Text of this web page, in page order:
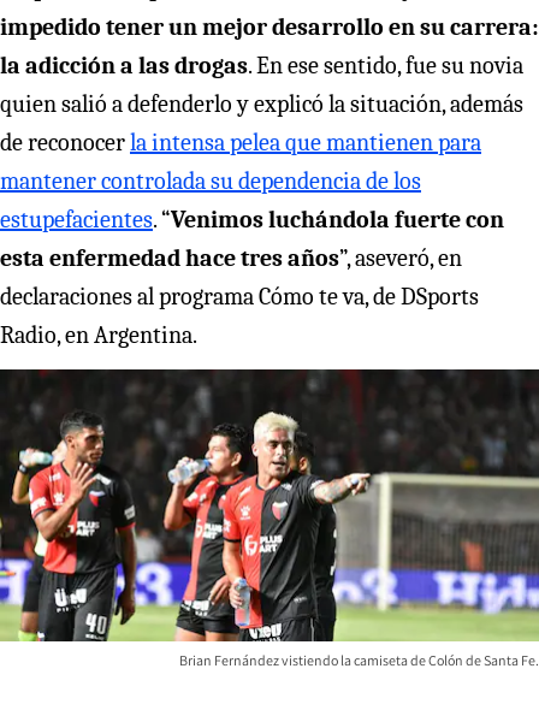
impedido tener un mejor desarrollo en su carrera:
la adicción a las drogas. En ese sentido, fue su novia
quien salió a defenderlo y explicó la situación, además
de reconocerla intensa pelea que mantienen para
mantener controlada su dependencia de los
estupefacientes. “Venimos luchándola fuerte con
esta enfermedad hace tres años”, aseveró, en
declaraciones al programa Cómo te va, de DSports
Radio, en Argentina.
Brian Fernández vistiendo la camiseta de Colón de Santa Fe.